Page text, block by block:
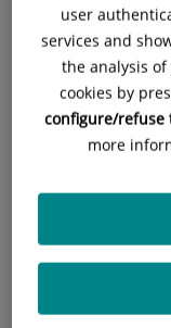
23 de junio de 2026
Nuevo
segura del
cuando sea
Siempre que las
permitan en
user
services and
the analysis
cookies by
configure/refuse
more